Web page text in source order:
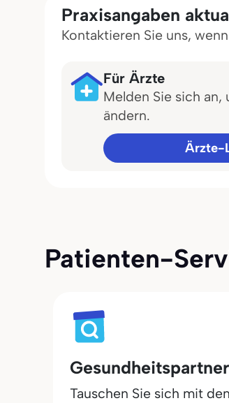
Praxisangaben
Kontaktieren Sie uns,
Für Ärzte
Melden Sie sich an,
ändern.
Ärzte-
Patienten-
Gesundheitspartner
Tauschen Sie sich mit